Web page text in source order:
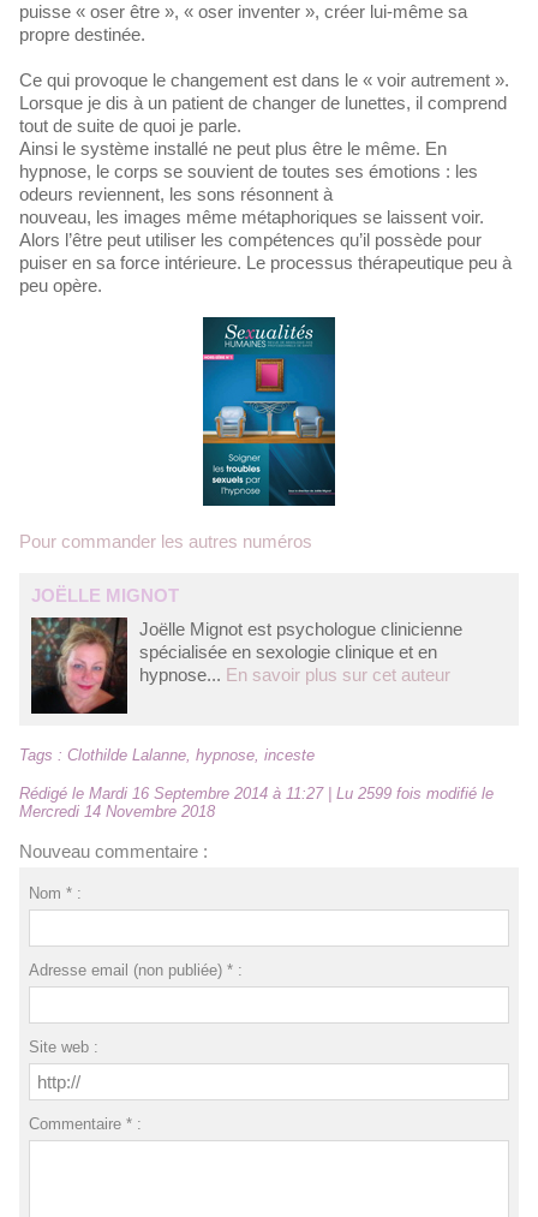
puisse « oser être », « oser inventer », créer lui-même sa
propre destinée.
Ce qui provoque le changement est dans le « voir autrement ».
Lorsque je dis à un patient de changer de lunettes, il comprend
tout de suite de quoi je parle.
Ainsi le système installé ne peut plus être le même. En
hypnose, le corps se souvient de toutes ses émotions : les
odeurs reviennent, les sons résonnent à
nouveau, les images même métaphoriques se laissent voir.
Alors l’être peut utiliser les compétences qu’il possède pour
puiser en sa force intérieure. Le processus thérapeutique peu à
peu opère.
Pour commander les autres numéros
JOËLLE MIGNOT
Joëlle Mignot est psychologue clinicienne
spécialisée en sexologie clinique et en
hypnose... En savoir plus sur cet auteur
Tags : Clothilde Lalanne, hypnose, inceste
Rédigé le Mardi 16 Septembre 2014 à 11:27 | Lu 2599 fois modifié le
Mercredi 14 Novembre 2018
Nouveau commentaire :
Nom * :
Adresse email (non publiée) * :
Site web :
Commentaire * :